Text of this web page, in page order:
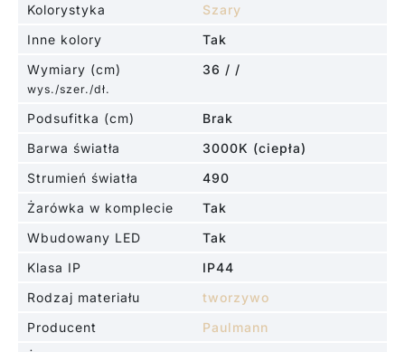
Kolorystyka
Szary
Inne kolory
Tak
Wymiary (cm)
wys./szer./dł.
36 / /
Podsufitka (cm)
Brak
Barwa światła
3000K (ciepła)
Strumień światła
490
Żarówka w komplecie
Tak
Wbudowany LED
Tak
Klasa IP
IP44
Rodzaj materiału
tworzywo
Producent
Paulmann